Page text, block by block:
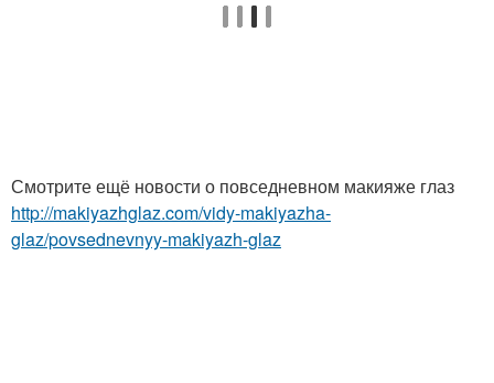
Смотрите ещё новости о повседневном макияже глаз
http://makiyazhglaz.com/vidy-makiyazha-
glaz/povsednevnyy-makiyazh-glaz